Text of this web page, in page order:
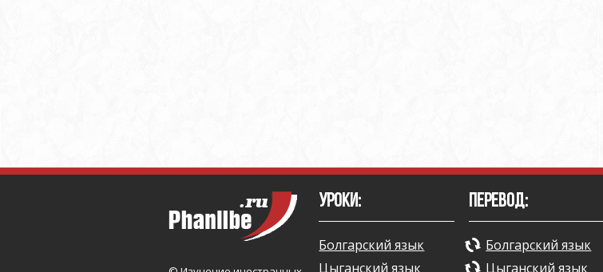
УРОКИ:
Болгарский язык
Цыганский язык
ПЕРЕВОД:
Болгарский язык
Цыганский язык